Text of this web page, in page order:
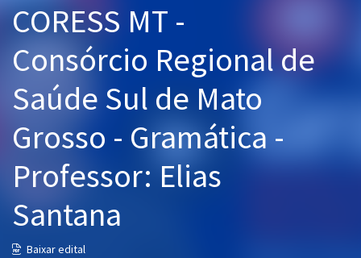
Cursos 20% OFF
Pós
Graduação
OAB
Mentorias
Questões grátis
CORESS MT -
Consórcio Regional de
Saúde Sul de Mato
Grosso - Gramática -
Professor: Elias
Santana
Baixar edital